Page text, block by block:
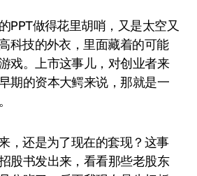
PPT做得花里胡哨，又是太空又
科技的外衣，里面藏着的可能
戏。上市这事儿，对创业者来
期的资本大鳄来说，那就是一
，还是为了现在的套现？这事
股书发出来，看看那些老股东